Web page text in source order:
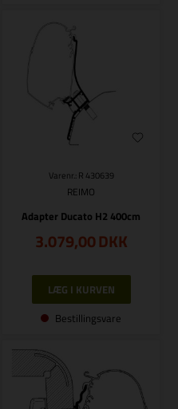
Varenr.: R 430639
REIMO
Adapter Ducato H2 400cm
3.079,00DKK
Bestillingsvare